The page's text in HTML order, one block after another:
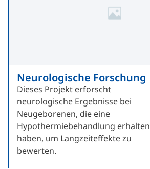
Neurologische Forschung
Dieses Projekt erforscht
neurologische Ergebnisse bei
Neugeborenen, die eine
Hypothermiebehandlung erhalten
haben, um Langzeiteffekte zu
bewerten.